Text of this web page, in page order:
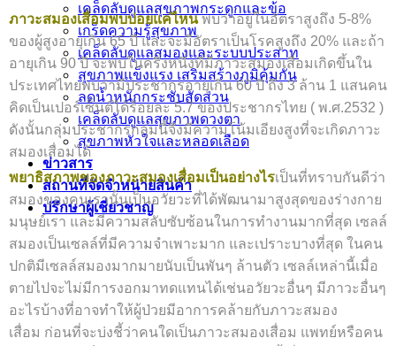
เคล็ดลับดูแลสุขภาพกระดูกและข้อ
เกร็ดความรู้สุขภาพ
เคล็ดลับดูแลสมองและระบบประสาท
สุขภาพแข็งแรง เสริมสร้างภูมิคุ้มกัน
ลดน้ำหนักกระชับสัดส่วน
เคล็ดลับดูแลสุขภาพดวงตา
สุขภาพหัวใจและหลอดเลือด
ข่าวสาร
สถานที่จัดจำหน่ายสินค้า
ปรึกษาผู้เชี่ยวชาญ
ภาวะสมองเสื่อมพบบ่อยแค่ไหนพบว่าอยู่ในอัตราสูงถึง 5-8%
ของผู้สูงอายุเกิน 65 ปี และจะมีอัตราเป็นโรคสูงถึง 20% และถ้า
อายุเกิน 90 ปี จะพบในครึ่งหนึ่งที่มีภาวะสมองเสื่อมเกิดขึ้นใน
ประเทศไทยพบว่ามีประชากรอายุเกิน 60 ปี ถึง 3 ล้าน 1 แสนคน
คิดเป็นเปอร์เซ็นต์ได้ร้อยละ 5.7 ของประชากรไทย ( พ.ศ.2532 )
ดังนั้นกลุ่มประชากรกลุ่มนี้จึงมีความโน้มเอียงสูงที่จะเกิดภาวะ
สมองเสื่อมได้
พยาธิสภาพของภาวะสมองเสื่อมเป็นอย่างไรเป็นที่ทราบกันดีว่า
สมองของคนเรานั้นเป็นอวัยวะที่ได้พัฒนามาสูงสุดของร่างกาย
มนุษย์เรา และมีความสลับซับซ้อนในการทำงานมากที่สุด เซลล์
สมองเป็นเซลล์ที่มีความจำเพาะมาก และเปราะบางที่สุด ในคน
ปกติมีเซลล์สมองมากมายนับเป็นพันๆ ล้านตัว เซลล์เหล่านี้เมื่อ
ตายไปจะไม่มีการงอกมาทดแทนได้เช่นอวัยวะอื่นๆ มีภาวะอื่นๆ
อะไรบ้างที่อาจทำให้ผู้ป่วยมีอาการคล้ายกับภาวะสมอง
เสื่อม ก่อนที่จะบ่งชี้ว่าคนใดเป็นภาวะสมองเสื่อม แพทย์หรือคน